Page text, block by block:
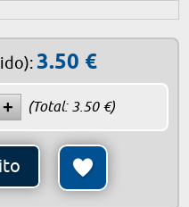
:3.50 €
(Total: 3.50€)